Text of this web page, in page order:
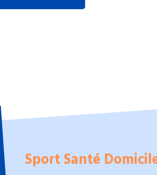
Sport Santé